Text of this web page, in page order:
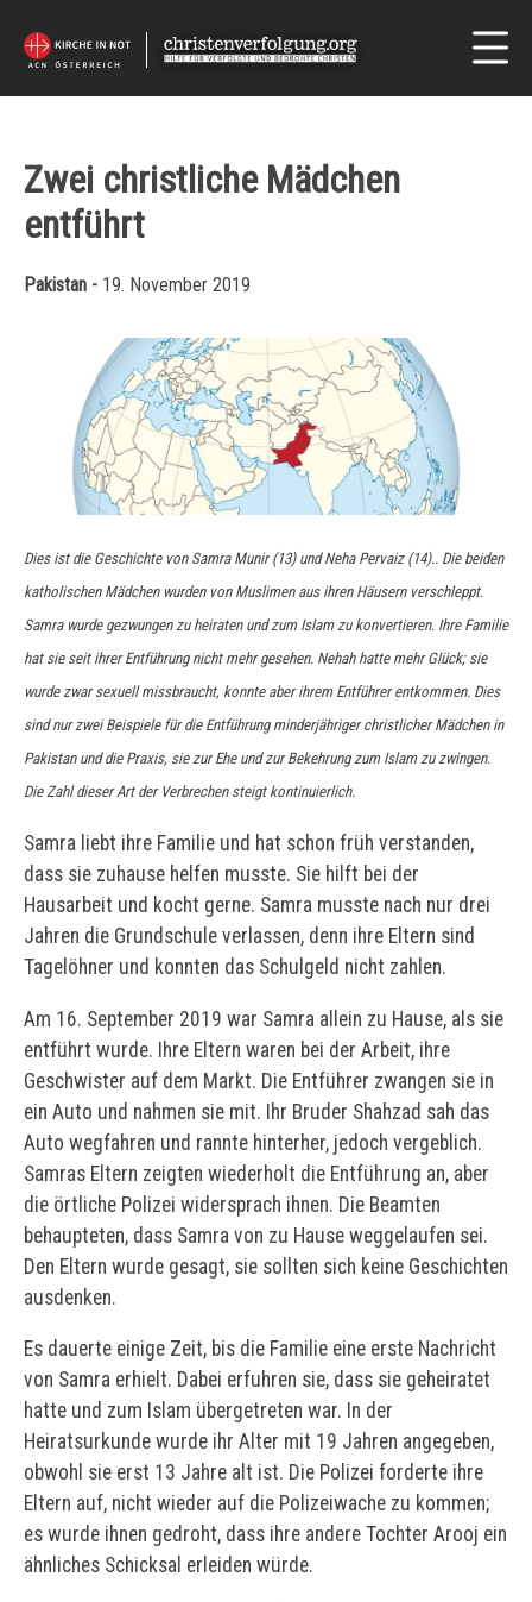
Zwei christliche Mädchen
entführt
Pakistan - 19. November 2019
Dies ist die Geschichte von Samra Munir (13) und Neha Pervaiz (14).. Die beiden
katholischen Mädchen wurden von Muslimen aus ihren Häusern verschleppt.
Samra wurde gezwungen zu heiraten und zum Islam zu konvertieren. Ihre Familie
hat sie seit ihrer Entführung nicht mehr gesehen. Nehah hatte mehr Glück; sie
wurde zwar sexuell missbraucht, konnte aber ihrem Entführer entkommen. Dies
sind nur zwei Beispiele für die Entführung minderjähriger christlicher Mädchen in
Pakistan und die Praxis, sie zur Ehe und zur Bekehrung zum Islam zu zwingen.
Die Zahl dieser Art der Verbrechen steigt kontinuierlich.
Samra liebt ihre Familie und hat schon früh verstanden,
dass sie zuhause helfen musste. Sie hilft bei der
Hausarbeit und kocht gerne. Samra musste nach nur drei
Jahren die Grundschule verlassen, denn ihre Eltern sind
Tagelöhner und konnten das Schulgeld nicht zahlen.
Am 16. September 2019 war Samra allein zu Hause, als sie
entführt wurde. Ihre Eltern waren bei der Arbeit, ihre
Geschwister auf dem Markt. Die Entführer zwangen sie in
ein Auto und nahmen sie mit. Ihr Bruder Shahzad sah das
Auto wegfahren und rannte hinterher, jedoch vergeblich.
Samras Eltern zeigten wiederholt die Entführung an, aber
die örtliche Polizei widersprach ihnen. Die Beamten
behaupteten, dass Samra von zu Hause weggelaufen sei.
Den Eltern wurde gesagt, sie sollten sich keine Geschichten
ausdenken.
Es dauerte einige Zeit, bis die Familie eine erste Nachricht
von Samra erhielt. Dabei erfuhren sie, dass sie geheiratet
hatte und zum Islam übergetreten war. In der
Heiratsurkunde wurde ihr Alter mit 19 Jahren angegeben,
obwohl sie erst 13 Jahre alt ist. Die Polizei forderte ihre
Eltern auf, nicht wieder auf die Polizeiwache zu kommen;
es wurde ihnen gedroht, dass ihre andere Tochter Arooj ein
ähnliches Schicksal erleiden würde.